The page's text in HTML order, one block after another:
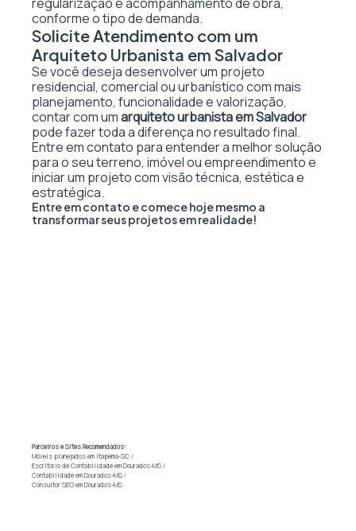
conforme o tipo de demanda.
Solicite Atendimento com um
Arquiteto Urbanista em Salvador
Se você deseja desenvolver um projeto
residencial, comercial ou urbanístico com mais
planejamento, funcionalidade e valorização,
contar com umarquiteto urbanista em Salvador
pode fazer toda a diferença no resultado final.
Entre em contato para entender a melhor solução
para o seu terreno, imóvel ou empreendimento e
iniciar um projeto com visão técnica, estética e
estratégica.
Entre em contato e comece hoje mesmo a
transformar seus projetos em realidade!
Parceiros e Sites Recomendados:
Móveis planejados em Itapema-SC /
Escritório de Contabilidade em Dourados-MS /
Contabilidade em Dourados-MS /
Consultor SEO em Dourados-MS